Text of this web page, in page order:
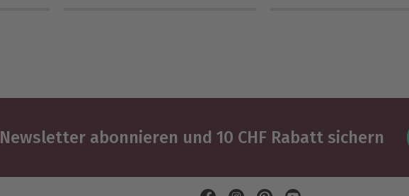
Newsletter abonnieren und 10 CHF Rabatt sichern